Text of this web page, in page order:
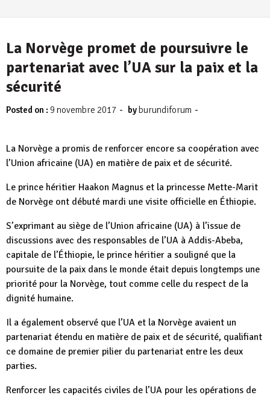
La Norvège promet de poursuivre le
partenariat avec l’UA sur la paix et la
sécurité
Posted on :9 novembre 2017 - by burundiforum -
La Norvège a promis de renforcer encore sa coopération avec
l’Union africaine (UA) en matière de paix et de sécurité.
Le prince héritier Haakon Magnus et la princesse Mette-Marit
de Norvège ont débuté mardi une visite officielle en Éthiopie.
S’exprimant au siège de l’Union africaine (UA) à l’issue de
discussions avec des responsables de l’UA à Addis-Abeba,
capitale de l’Éthiopie, le prince héritier a souligné que la
poursuite de la paix dans le monde était depuis longtemps une
priorité pour la Norvège, tout comme celle du respect de la
dignité humaine.
Il a également observé que l’UA et la Norvège avaient un
partenariat étendu en matière de paix et de sécurité, qualifiant
ce domaine de premier pilier du partenariat entre les deux
parties.
Renforcer les capacités civiles de l’UA pour les opérations de